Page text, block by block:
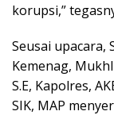
korupsi,”
Seusai upacara,
Kemenag,
S.E, Kapolres,
SIK, MAP